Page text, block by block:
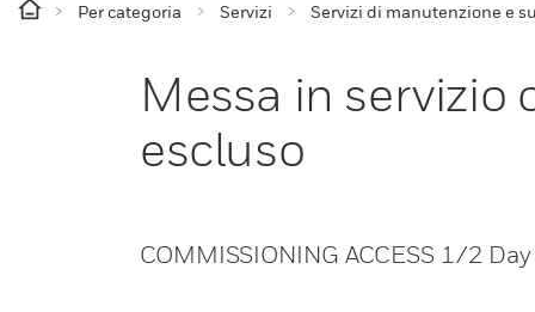
Per categoria Servizi Servizi di manutenzione e
Messa in servizio
escluso
COMMISSIONING ACCESS 1/2